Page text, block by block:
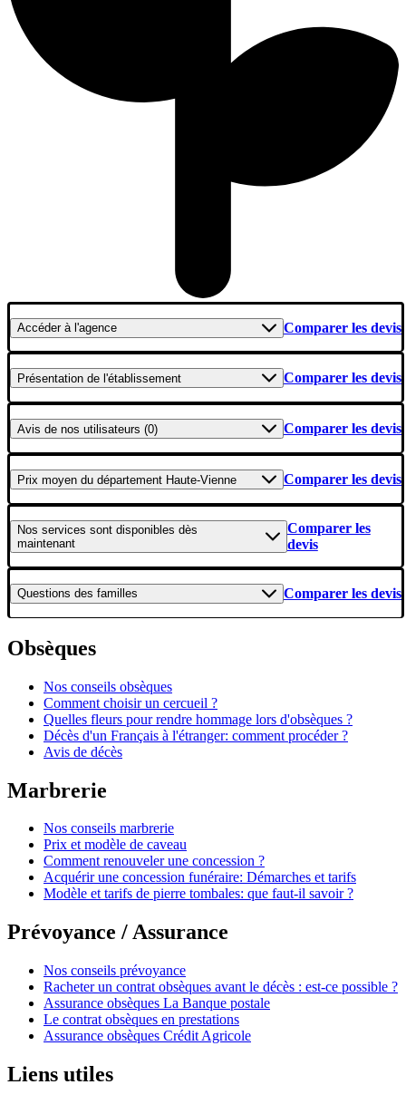
Accéderà l'agence Comparer les devis
Présentation de l'établissement Comparer les devis
Avis de nos utilisateurs (0) Comparer les devis
Prix moyen du département Haute-Vienne Comparer les devis
Nos services sont disponibles dès
maintenant
Comparer les
devis
Questions des familles Comparer les devis
Obsèques
Nos conseils obsèques
Comment choisir un cercueil ?
Quelles fleurs pour rendre hommage lors d'obsèques ?
Décès d'un Français à l'étranger: comment procéder ?
Avis de décès
Marbrerie
Nos conseils marbrerie
Prix et modèle de caveau
Comment renouveler une concession ?
Acquérir une concession funéraire: Démarches et tarifs
Modèle et tarifs de pierre tombales: que faut-il savoir ?
Prévoyance / Assurance
Nos conseils prévoyance
Racheter un contrat obsèques avant le décès : est-ce possible ?
Assurance obsèques La Banque postale
Le contrat obsèques en prestations
Assurance obsèques Crédit Agricole
Liens utiles